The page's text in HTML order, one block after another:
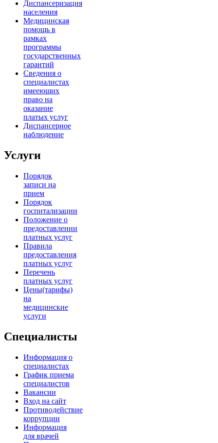
Диспансеризация
населения
Медицинская
помощь в
рамках
программы
государственных
гарантий
Сведения о
специалистах
имееющих
право на
оказание
платых услуг
Диспансерное
наблюдение
Услуги
Порядок
записи на
прием
Порядок
госпитализации
Положение о
предоставлении
платных услуг
Правила
предоставления
платных услуг
Перечень
платных услуг
Цены(тарифы)
на
медицинские
услуги
Специалисты
Информация о
специалистах
График приема
специалистов
Вакансии
Вход на сайт
Противодействие
коррупции
Информация
для врачей